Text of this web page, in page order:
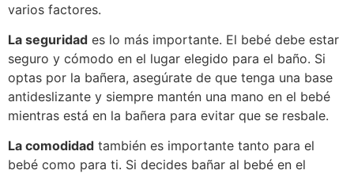
varios factores.
La seguridad es lo más importante. El bebé debe estar
seguro y cómodo en el lugar elegido para el baño. Si
optas por la bañera, asegúrate de que tenga una base
antideslizante y siempre mantén una mano en el bebé
mientras está en la bañera para evitar que se resbale.
La comodidad también es importante tanto para el
bebé como para ti. Si decides bañar al bebé en el